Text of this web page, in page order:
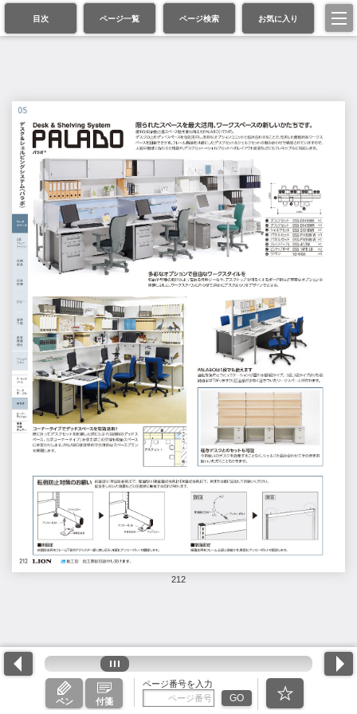
目次 ページ一覧 ページ検索 お気に入り
212
ペン 付箋
ページ番号を入力
GO